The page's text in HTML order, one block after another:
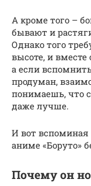
А кроме того –
бывают и
Однако того
высоте, и вместе
а если
продуман,
понимаешь, что
даже лучше.
И вот вспоминая
аниме «Боруто»
Почему он